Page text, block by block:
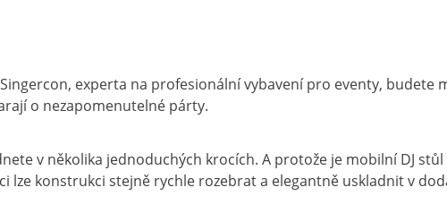
experta na profesionální vybavení pro eventy, budete
o nezapomenutelné párty.
v několika jednoduchých krocích. A protože je mobilní DJ
konstrukci stejně rychle rozebrat a elegantně uskladnit v